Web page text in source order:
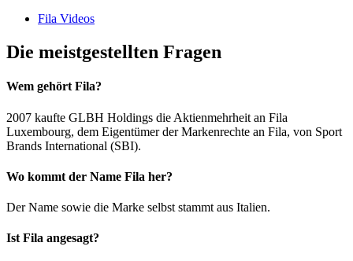
Fila Videos
Die meistgestellten Fragen
Wem gehört Fila?
2007 kaufte GLBH Holdings die Aktienmehrheit an Fila
Luxembourg, dem Eigentümer der Markenrechte an Fila, von Sport
Brands International (SBI).
Wo kommt der Name Fila her?
Der Name sowie die Marke selbst stammt aus Italien.
Ist Fila angesagt?